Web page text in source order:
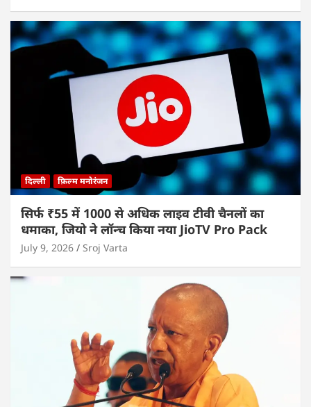
दिल्ली फ़िल्म मनोरंजन
सिर्फ ₹55 में 1000 से अधिक लाइव टीवी चैनलों का
धमाका, जियो ने लॉन्च किया नया JioTV Pro Pack
July 9, 2026 Sroj Varta